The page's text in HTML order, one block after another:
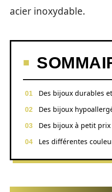
acier inoxydable.
Des bijoux durables
Des bijoux
Des bijoux à petit prix
Les différentes